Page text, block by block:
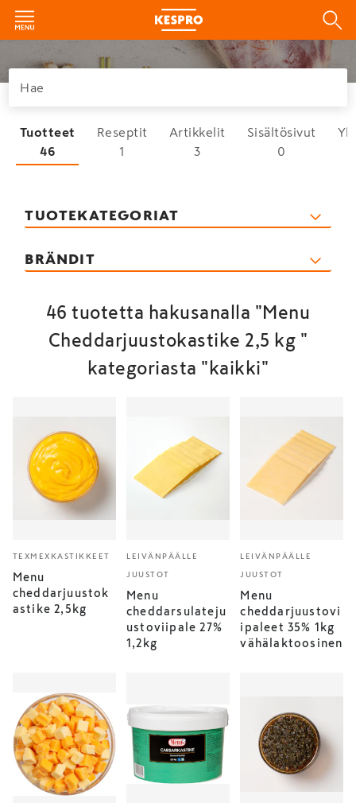
Tuotteet
46
Reseptit
1
Artikkelit
3
Sisältösivut
0
TUOTEKATEGORIAT
BRÄNDIT
46 tuotetta hakusanalla "Menu
Cheddarjuustokastike 2,5 kg "
kategoriasta "kaikki"
TEXMEXKASTIKKEET
Menu
cheddarjuustok
astike 2,5kg
LEIVÄNPÄÄLLE
JUUSTOT
Menu
cheddarsulateju
ustoviipale 27%
1,2kg
LEIVÄNPÄÄLLE
JUUSTOT
Menu
cheddarjuustovi
ipaleet 35% 1kg
vähälaktoosinen